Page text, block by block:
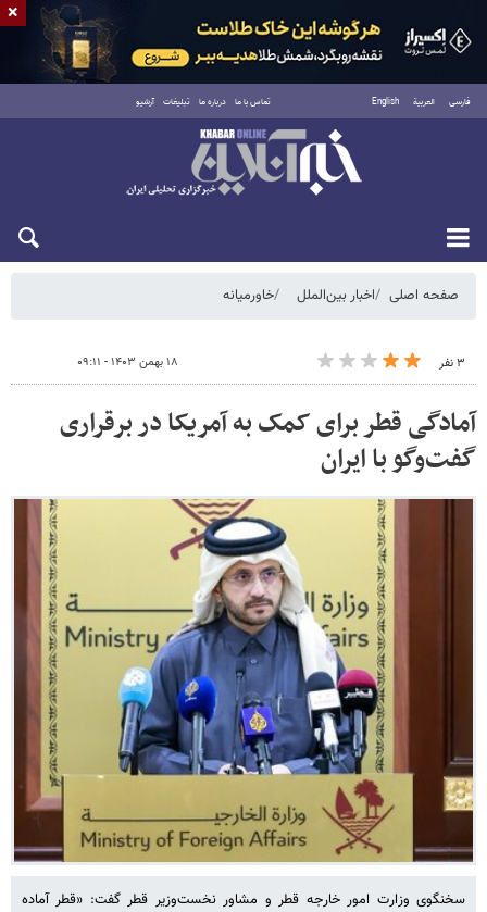
فارسی العربية English تماس با ما درباره ما تبلیغات آرشیو
پنجشنبه ۱۵ مرداد ۱۴۰۵
صفحه اصلی اخبار بین‌الملل خاورمیانه
۳ نفر ۱۸ بهمن ۱۴۰۳ - ۰۹:۱۱
آمادگی قطر برای کمک به آمریکا در برقراری
گفت‌وگو با ایران
سخنگوی وزارت امور خارجه قطر و مشاور نخست‌وزیر قطر گفت: «قطر آماده
×